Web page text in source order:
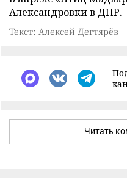
Александровки в ДНР.
Текст: Алексей Дегтярёв
Читать